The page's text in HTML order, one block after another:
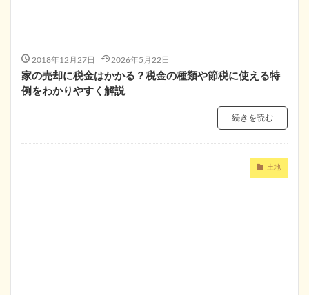
2018年12月27日 2026年5月22日
家の売却に税金はかかる？税金の種類や節税に使える特
例をわかりやすく解説
続きを読む
土地